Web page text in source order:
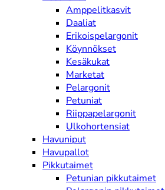
Amppelitkasvit
Daaliat
Erikoispelargonit
Köynnökset
Kesäkukat
Marketat
Pelargonit
Petuniat
Riippapelargonit
Ulkohortensiat
Havuniput
Havupallot
Pikkutaimet
Petunian pikkutaimet